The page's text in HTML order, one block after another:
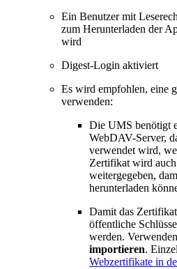
Ein Benutzer mit
zum Herunterladen der
wird
Digest-Login aktiviert
Es wird empfohlen, eine
verwenden:
Die UMS benötigt
WebDAV-Server,
verwendet wird,
Zertifikat wird
weitergegeben,
herunterladen
Damit das
öffentliche
werden.
importieren.
Webzertifikate in